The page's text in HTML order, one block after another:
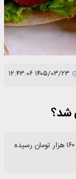
شد؟
قیمت فلافل در پنج سال اخیر از ۲۰ هزار تومان به ۱۶۰ هزار تومان رسیده